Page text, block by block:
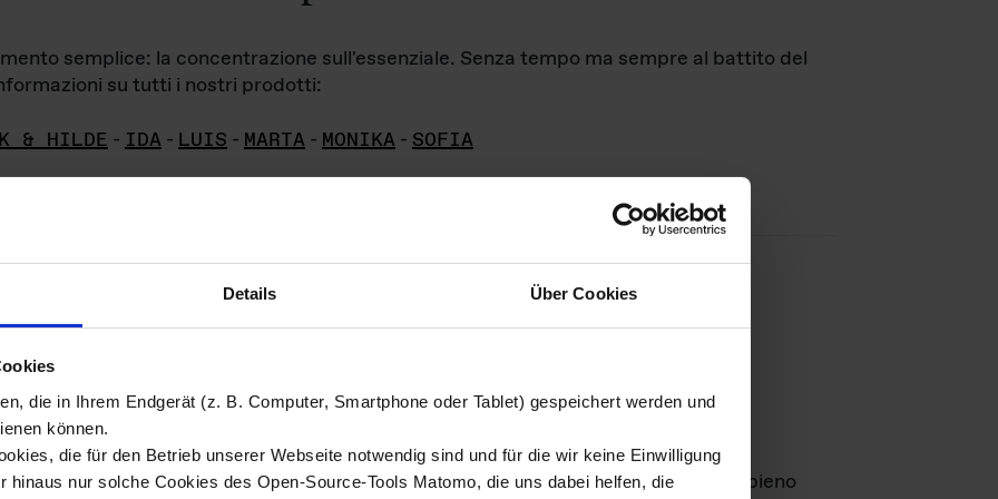
Details Über Cookies
die in Ihrem Endgerät (z. B. Computer, Smartphone oder Tablet) gespeichert werden und
können.
die für den Betrieb unserer Webseite notwendig sind und für die wir keine Einwilligung
hinaus nur solche Cookies des Open-Source-Tools Matomo, die uns dabei helfen, die
semplice: la concentrazione sull'essenziale. Senza tempo ma sempre al battito del
su tutti i nostri prodotti:
& HILDE - IDA - LUIS - MARTA - MONIKA - SOFIA
di immagini
materiale fotografico sono detenuti daDas ganze LebenGmbH e rimangono in pieno